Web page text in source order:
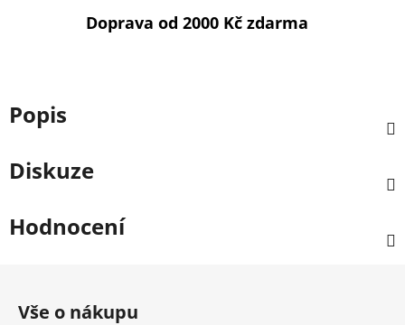
Doprava od 2000 Kč zdarma
Popis
Diskuze
Hodnocení
Vše o nákupu